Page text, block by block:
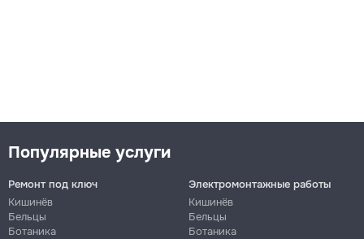
Популярные услуги
Ремонт под ключ
Кишинёв
Бельцы
Ботаника
Электромонтажные работы
Кишинёв
Бельцы
Ботаника